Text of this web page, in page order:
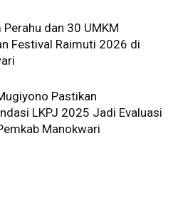
dan 30 UMKM
Festival Raimuti 2026 di
Pastikan
LKPJ 2025 Jadi Evaluasi
Manokwari